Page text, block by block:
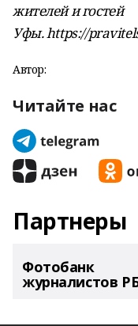
жителей и гостей
Уфы. https://
Автор:
Читайте нас
Партнеры
Фотобанк
журналистов